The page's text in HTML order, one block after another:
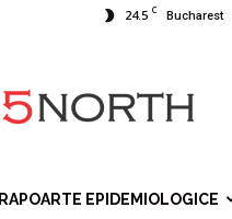
24.5 C Bucharest
RAPOARTE EPIDEMIOLOGICE